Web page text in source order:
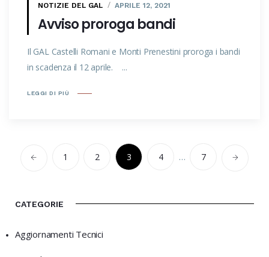
NOTIZIE DEL GAL APRILE 12, 2021
Avviso proroga bandi
Il GAL Castelli Romani e Monti Prenestini proroga i bandi
in scadenza il 12 aprile. ...
LEGGI DI PIÙ
1 2 3 4 … 7
CATEGORIE
Aggiornamenti Tecnici